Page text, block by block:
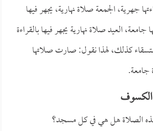
جهرية، الجمعة صلاة نهارية، يجهر فيها
جامعة، العيد صلاة نهارية يجهر فيها بالقراءة
كذلك، لهذا نقول: صارت صلاتها
جامعة.
الصلاة هل هي في كل مسجد؟